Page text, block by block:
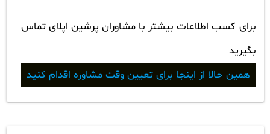
برای کسب اطلاعات بیشتر با مشاوران پرشین اپلای تماس
بگیرید
همین حالا از اینجا برای تعیین وقت مشاوره اقدام کنید